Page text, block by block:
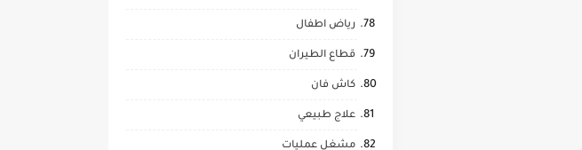
رياض اطفال
قطاع الطيران
كاش فان
علاج طبيعي
مشغل عمليات